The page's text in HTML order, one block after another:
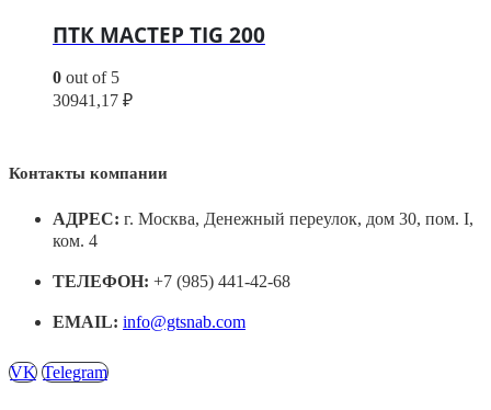
ПТК МАСТЕР TIG 200
0 out of 5
30941,17 ₽
Контакты компании
АДРЕС: г. Москва, Денежный переулок, дом 30, пом. I,
ком. 4
ТЕЛЕФОН: +7 (985) 441-42-68
EMAIL: info@gtsnab.com
VK Telegram